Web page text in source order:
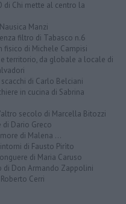
di Chi mette al centro la
Manzi
filtro di Tabasco n.6
fisico di Michele Campisi
territorio, da globale a locale di
di Carlo Belciani
in cucina di Sabrina
secolo di Marcella Bitozzi
di Dario Greco
di Malena ...
di Fausto Pirìto
di Maria Caruso
di Don Armando Zappolini
Cerri